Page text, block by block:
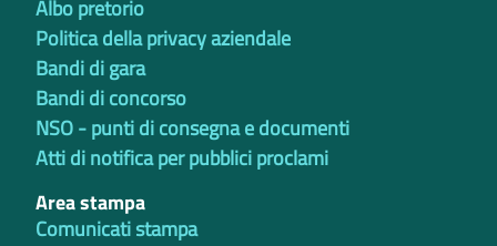
Albo pretorio
Politica della privacy aziendale
Bandi di gara
Bandi di concorso
NSO - punti di consegna e documenti
Atti di notifica per pubblici proclami
Area stampa
Comunicati stampa